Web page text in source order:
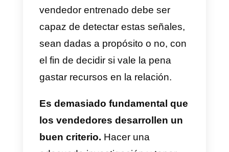
Las habilidades de investigación
de un vendedor son casi tan
importantes como su habilidad
ser capaz de investigar lo